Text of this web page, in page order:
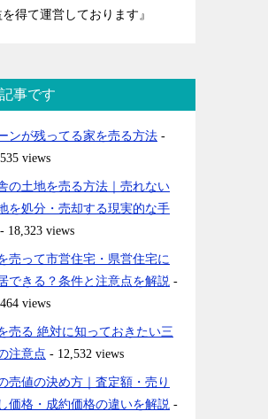
得て運営しております』
事です
ンが残ってる家を売る方法 -
views
の土地を売る方法｜売れない
を処分・売却する現実的な手
- 18,323 views
売って市営住宅・県営住宅に
できる？条件と注意点を解説 -
views
売る 絶対に知っておきたい三
注意点 - 12,532 views
売値の決め方｜査定額・売り
価格・成約価格の違いを解説 -